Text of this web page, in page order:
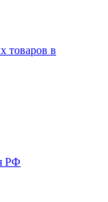
товаров в
РФ